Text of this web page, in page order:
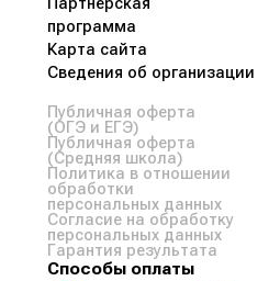
Партнерская
программа
Карта сайта
Сведения об организации
Публичная оферта
(ОГЭ и ЕГЭ)
Публичная оферта
(Средняя школа)
Политика в отношении
обработки
персональных данных
Согласие на обработку
персональных данных
Гарантия результата
Способы оплаты